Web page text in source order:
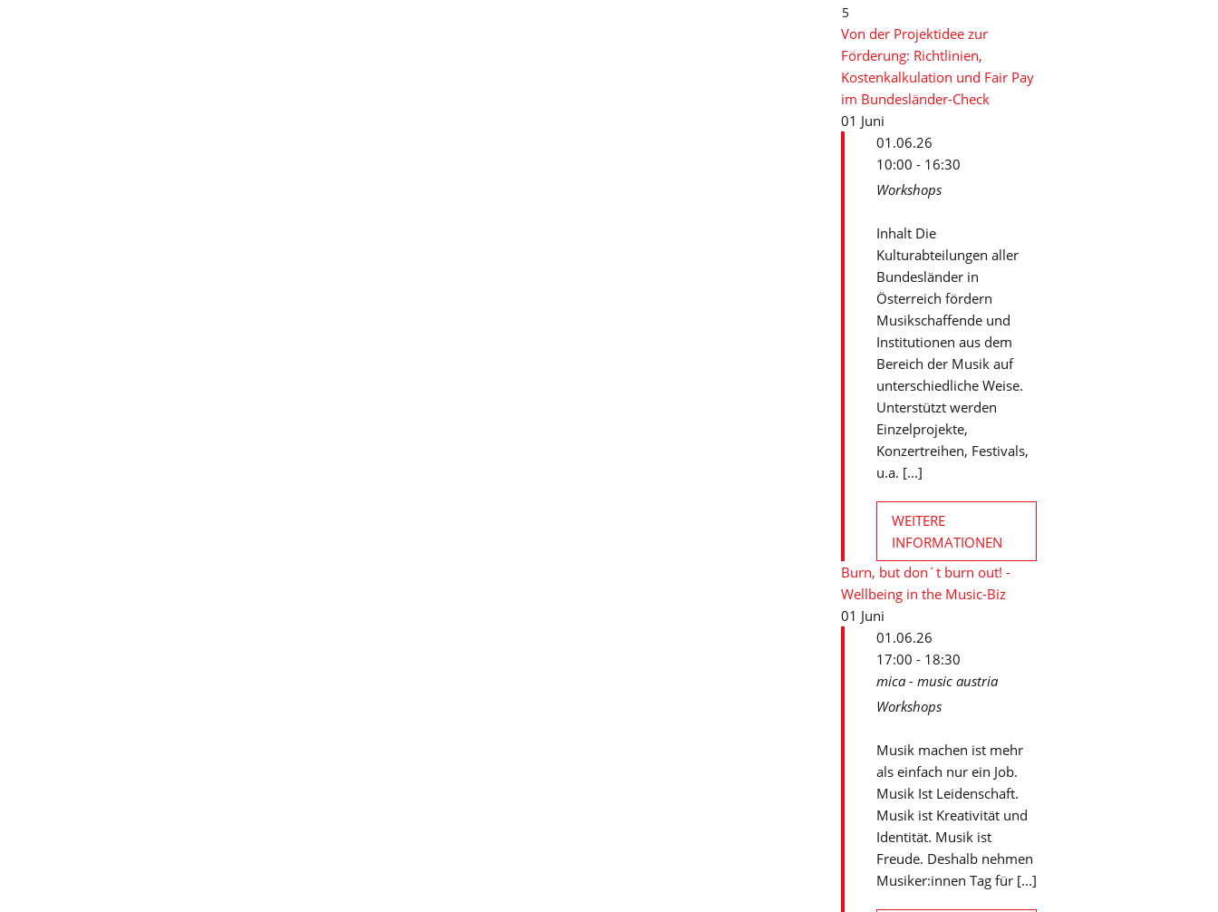
5
Von der Projektidee zur
Förderung: Richtlinien,
Kostenkalkulation und Fair Pay
im Bundesländer-Check
01 Juni
01.06.26
10:00 - 16:30
Workshops
Inhalt Die
Kulturabteilungen aller
Bundesländer in
Österreich fördern
Musikschaffende und
Institutionen aus dem
Bereich der Musik auf
unterschiedliche Weise.
Unterstützt werden
Einzelprojekte,
Konzertreihen, Festivals,
u.a. [...]
WEITERE
INFORMATIONEN
Burn, but don´t burn out! -
Wellbeing in the Music-Biz
01 Juni
01.06.26
17:00 - 18:30
mica - music austria
Workshops
Musik machen ist mehr
als einfach nur ein Job.
Musik Ist Leidenschaft.
Musik ist Kreativität und
Identität. Musik ist
Freude. Deshalb nehmen
Musiker:innen Tag für [...]